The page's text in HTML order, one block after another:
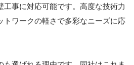
工事に対応可能です。高度な技術力
トワークの軽さで多彩なニーズに応